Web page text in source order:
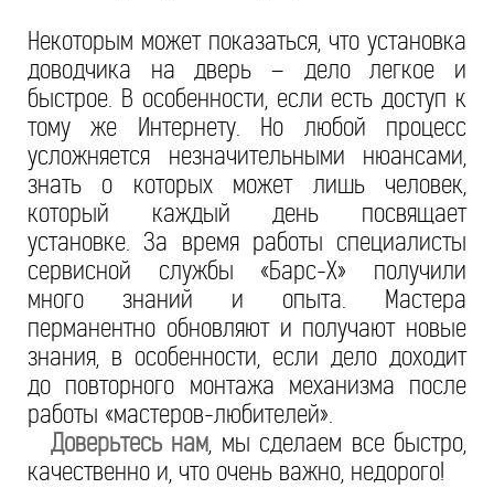
Некоторым может показаться, что установка
доводчика на дверь – дело легкое и
быстрое. В особенности, если есть доступ к
тому же Интернету. Но любой процесс
усложняется незначительными нюансами,
знать о которых может лишь человек,
который каждый день посвящает
установке. За время работы специалисты
сервисной службы «Барс-Х» получили
много знаний и опыта. Мастера
перманентно обновляют и получают новые
знания, в особенности, если дело доходит
до повторного монтажа механизма после
работы «мастеров-любителей».
Доверьтесь нам, мы сделаем все быстро,
качественно и, что очень важно, недорого!